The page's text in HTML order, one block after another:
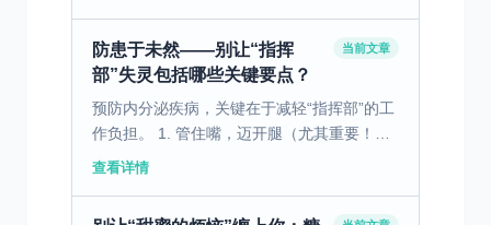
防患于未然——别让“指挥
部”失灵包括哪些关键要点？
当前文章
预防内分泌疾病，关键在于减轻“指挥部”的工
作负担。 1. 管住嘴，迈开腿（尤其重要！）
均衡饮食：少吃高糖、高油、高盐的食物和饮
查看详情